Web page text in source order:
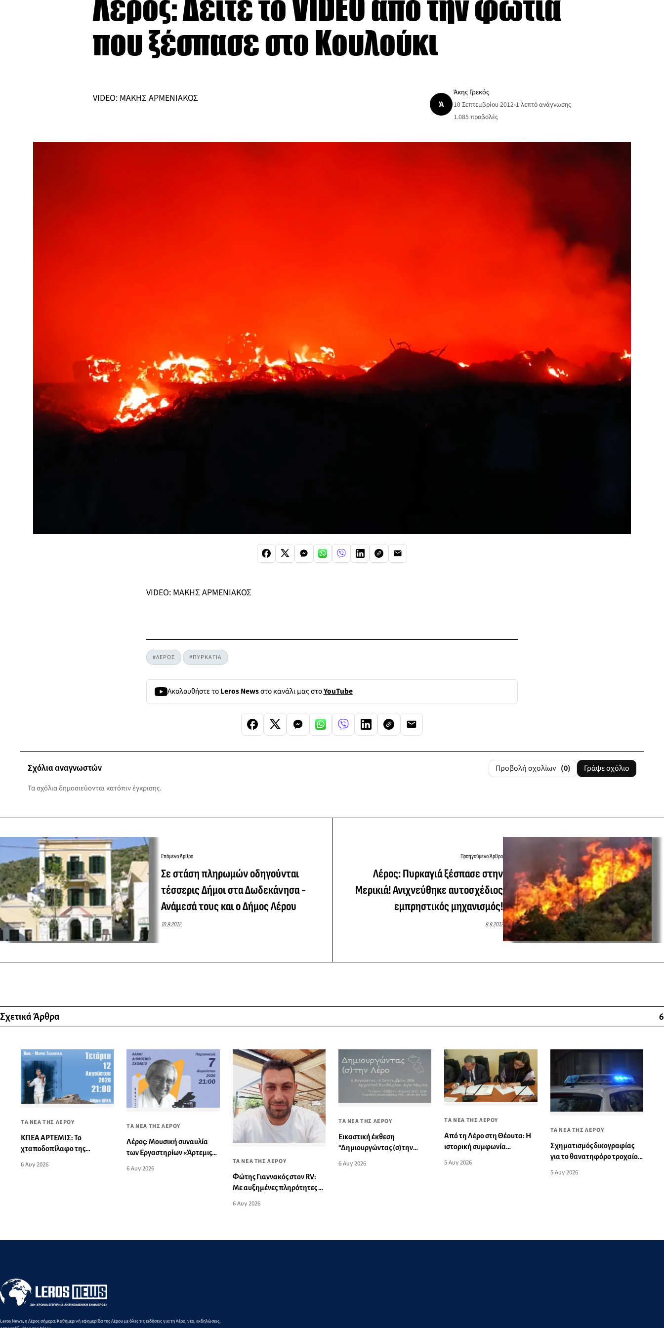
που ξέσπασε στο Κουλούκι
VIDEO: ΜΑΚΗΣ ΑΡΜΕΝΙΑΚΟΣ Ά
Άκης Γρεκός
10 Σεπτεμβρίου 2012•1 λεπτό ανάγνωσης
1.085 προβολές
VIDEO: ΜΑΚΗΣ ΑΡΜΕΝΙΑΚΟΣ
#ΛΕΡΟΣ #ΠΥΡΚΑΓΙΑ
Ακολουθήστε τοLeros Newsστο κανάλι μας στοYouTube
Σχόλια αναγνωστών Προβολή σχολίων (0) Γράψε σχόλιο
Τα σχόλια δημοσιεύονται κατόπιν έγκρισης.
Επόμενο Άρθρο
Σε στάση πληρωμών οδηγούνται
τέσσερις Δήμοι στα Δωδεκάνησα -
Ανάμεσά τους και ο Δήμος Λέρου
10.9.2012
Προηγούμενο Άρθρο
Λέρος: Πυρκαγιά ξέσπασε στην
Μερικιά! Ανιχνεύθηκε αυτοσχέδιος
εμπρηστικός μηχανισμός!
9.9.2012
Σχετικά Άρθρα 6
ΤΑ ΝΕΑ ΤΗΣ ΛΕΡΟΥ
ΚΠΕΑ ΑΡΤΕΜΙΣ: Το
χταποδοπίλαφο της
εκδήλωση
6 Αυγ 2026
ΤΑ ΝΕΑ ΤΗΣ ΛΕΡΟΥ
Λέρος: Μουσική συναυλία
των Εργαστηρίων «Άρτεμις»
Λακκίου
6 Αυγ 2026
ΤΑ ΝΕΑ ΤΗΣ ΛΕΡΟΥ
Φώτης Γιαννακός στον RV:
Με αυξημένες πληρότητες η
της τουριστικής σεζόν στο
6 Αυγ 2026
ΤΑ ΝΕΑ ΤΗΣ ΛΕΡΟΥ
Εικαστική έκθεση
“Δημιουργώντας (σ)την
6 Αυγ 2026
ΤΑ ΝΕΑ ΤΗΣ ΛΕΡΟΥ
Από τη Λέρο στη Θέουτα: Η
ιστορική συμφωνία
δεν επέτρεψε να γίνει πράξη
5 Αυγ 2026
ΤΑ ΝΕΑ ΤΗΣ ΛΕΡΟΥ
Σχηματισμός δικογραφίας
για το θανατηφόρο τροχαίο
5 Αυγ 2026
Leros News, η Λέρος σήμερα: Καθημερινή εφημερίδα της Λέρου με όλες τις ειδήσεις για τη Λέρο, νέα, εκδηλώσεις,